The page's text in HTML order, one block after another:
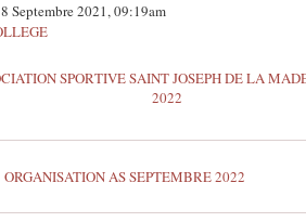
Septembre 2021, 09:19am
ORGANISATION AS SEPTEMBRE 2022